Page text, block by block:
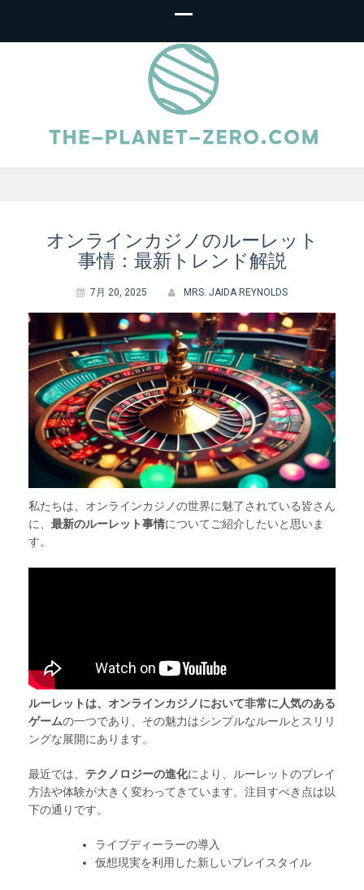
Zero.com – オ
ンラインルーレ
ット
オンラインカジノのルーレット
事情：最新トレンド解説
7月 20, 2025 MRS. JAIDA REYNOLDS
私たちは、オンラインカジノの世界に魅了されている皆さん
に、 最新のルーレット事情についてご紹介したいと思いま
す。
ルーレットは、オンラインカジノにおいて非常に人気のある
ゲームの一つであり、その魅力はシンプルなルールとスリリ
ングな展開にあります。
最近では、 テクノロジーの進化により、ルーレットのプレイ
方法や体験が大きく変わってきています。注目すべき点は以
下の通りです。
ライブディーラーの導入
仮想現実を利用した新しいプレイスタイル